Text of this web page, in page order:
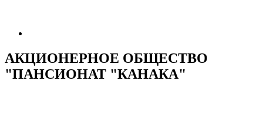
АКЦИОНЕРНОЕ ОБЩЕСТВО
"ПАНСИОНАТ "КАНАКА"